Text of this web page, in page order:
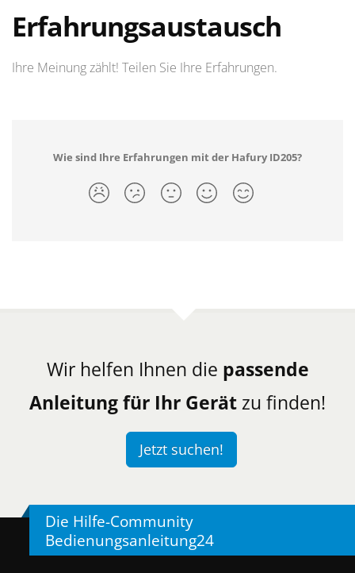
Erfahrungsaustausch
Ihre Meinung zählt! Teilen Sie Ihre Erfahrungen.
Wie sind Ihre Erfahrungen mit der Hafury ID205?
Wir helfen Ihnen die passende
Anleitung für Ihr Gerät zu finden!
Jetzt suchen!
Die Hilfe-Community
Bedienungsanleitung24